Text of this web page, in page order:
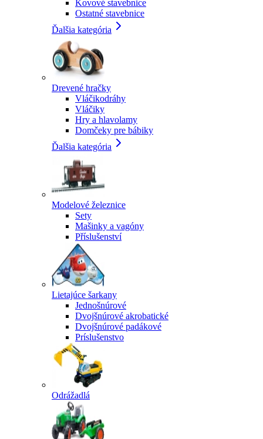
Kovové stavebnice
Ostatné stavebnice
Ďalšia kategória
Drevené hračky
Vláčikodráhy
Vláčiky
Hry a hlavolamy
Domčeky pre bábiky
Ďalšia kategória
Modelové železnice
Sety
Mašinky a vagóny
Příslušenství
Lietajúce šarkany
Jednošnúrové
Dvojšnúrové akrobatické
Dvojšnúrové padákové
Príslušenstvo
Odrážadlá